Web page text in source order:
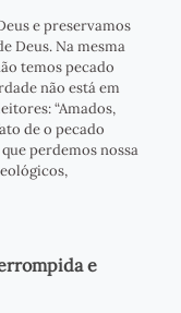
e preservamos
Deus. Na mesma
temos pecado
não está em
“Amados,
de o pecado
perdemos nossa
e